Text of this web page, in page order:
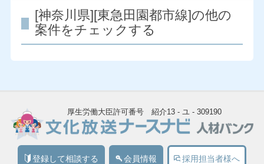
[神奈川県][東急田園都市線]の他の
案件をチェックする
厚生労働大臣許可番号 紹介13 - ユ - 309190
登録して相談する 会員情報 採用担当者様へ